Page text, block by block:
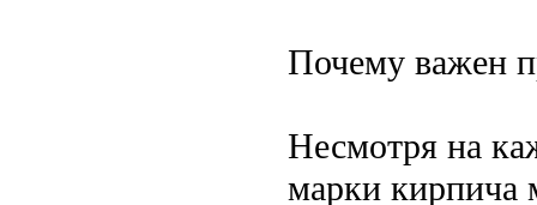
Почему важен
Несмотря на
марки кирпича